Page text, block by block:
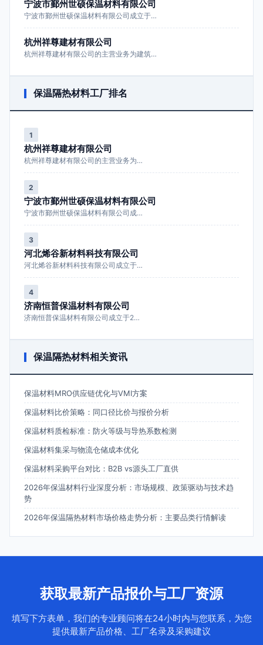
宁波市鄞州世硕保温材料有限公司
宁波市鄞州世硕保温材料有限公司成立于…
杭州祥尊建材有限公司
杭州祥尊建材有限公司的主营业务为建筑…
保温隔热材料工厂排名
1
杭州祥尊建材有限公司
杭州祥尊建材有限公司的主营业务为…
2
宁波市鄞州世硕保温材料有限公司
宁波市鄞州世硕保温材料有限公司成…
3
河北烯谷新材料科技有限公司
河北烯谷新材料科技有限公司成立于…
4
济南恒普保温材料有限公司
济南恒普保温材料有限公司成立于2…
保温隔热材料相关资讯
保温材料MRO供应链优化与VMI方案
保温材料比价策略：同口径比价与报价分析
保温材料质检标准：防火等级与导热系数检测
保温材料集采与物流仓储成本优化
保温材料采购平台对比：B2B vs源头工厂直供
2026年保温材料行业深度分析：市场规模、政策驱动与技术趋
势
2026年保温隔热材料市场价格走势分析：主要品类行情解读
获取最新产品报价与工厂资源
填写下方表单，我们的专业顾问将在24小时内与您联系，为您
提供最新产品价格、工厂名录及采购建议